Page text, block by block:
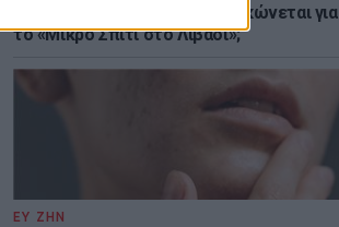
Explainer: Γιατί η Αμερική τσακώνεται για
το «Μικρό Σπίτι στο Λιβάδι»;
ΕΥ ΖΗΝ